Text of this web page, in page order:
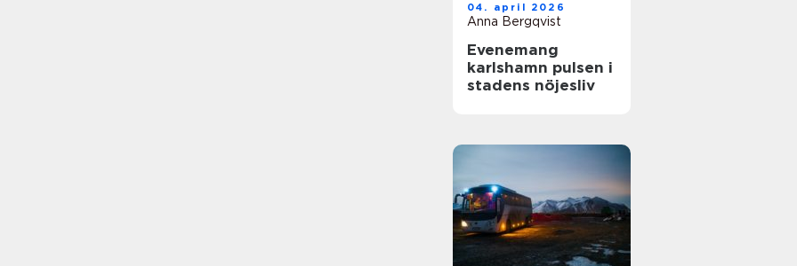
04. april 2026
Anna Bergqvist
Evenemang
karlshamn pulsen i
stadens nöjesliv